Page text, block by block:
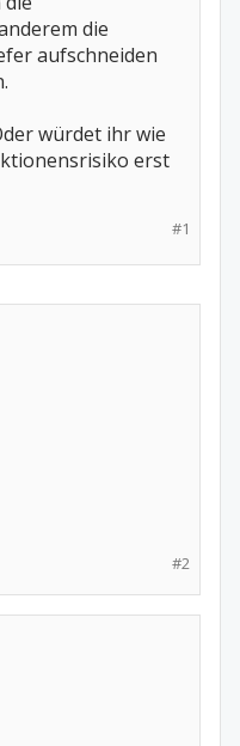
die
aufschneiden
würdet ihr wie
erst
#1
#2